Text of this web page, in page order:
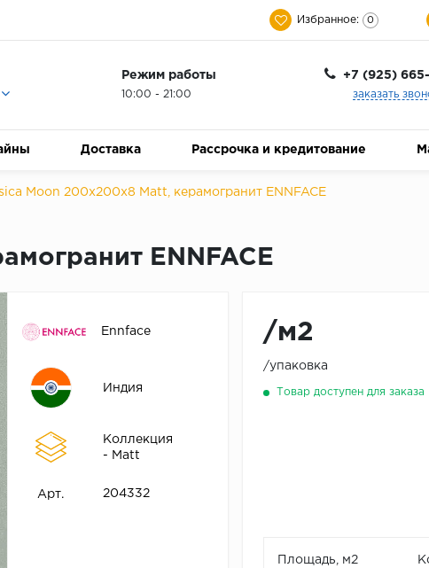
Избранное: 0
Режим работы
10:00 - 21:00
+7 (925)
заказать
Доставка Рассрочка и кредитование
Moon 200х200х8 Matt, керамогранит ENNFACE
ENNFACE
Ennface
Индия
Коллекция
- Matt
Арт. 204332
/м2
/упаковка
Товар доступен для заказа
Площадь, м2